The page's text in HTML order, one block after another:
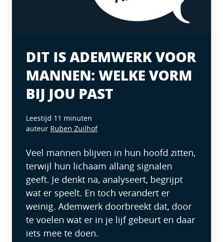
DIT IS ADEMWERK VOOR
MANNEN: WELKE VORM
BIJ JOU PAST
Leestijd 11 minuten
auteur Ruben Zuilhof
Veel mannen blijven in hun hoofd zitten,
terwijl hun lichaam allang signalen
geeft. Je denkt na, analyseert, begrijpt
wat er speelt. En toch verandert er
weinig. Ademwerk doorbreekt dat, door
te voelen wat er in je lijf gebeurt en daar
iets mee te doen.